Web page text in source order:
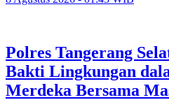
Polres Tangerang
Bakti Lingkungan
Merdeka Bersama